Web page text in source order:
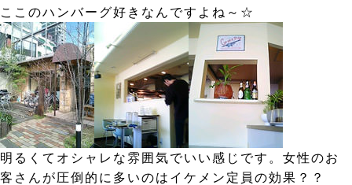
ここのハンバーグ好きなんですよね～☆
明るくてオシャレな雰囲気でいい感じです。女性のお
客さんが圧倒的に多いのはイケメン定員の効果？？